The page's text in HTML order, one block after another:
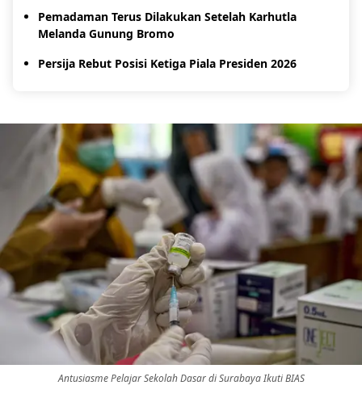
Pemadaman Terus Dilakukan Setelah Karhutla
Melanda Gunung Bromo
Persija Rebut Posisi Ketiga Piala Presiden 2026
Antusiasme Pelajar Sekolah Dasar di Surabaya Ikuti BIAS